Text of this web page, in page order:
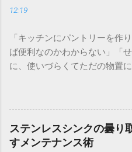
索・来場予約する] マイホーム
多いでしょう。画面越しに見
はとても魅力的ですが、実際
いたイメージと少し違う」「
において、心から納得できる
認するプロセスが欠かせませ
ショールームを賢く活用し、
ポイントを徹底解説します。
12:19
「キッチンにパントリーを作
ば便利なのかわからない」「
に、使いづらくてただの物置
理器具をすっきりと収納でき
た美しいキッチンを保つため
家事の動きに合わない場所に
倒になり、引き出しの奥で賞
ステンレスシンクの曇り
すメンテナンス術